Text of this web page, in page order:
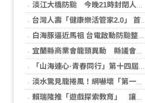
淡江大橋防颱 今晚21時封閉人行道、機車道
台灣人壽「健康樂活管家2.0」 首創「龍來點」回饋
白海豚逼近馬祖 台電啟動防颱整備呼籲民眾嚴防強風吹落物
宜蘭縣商業會龍頭異動 縣議會議長張勝德膺任第28屆理事長
「山海連心·青春同行」第十四屆海峽青年薈·連台青少年研學交流福州舉行
淡水驚見龍捲風！網嚇壞「第一次看到」 氣象署揭真相
賴瑞隆推「遊戲探索教育」 讓城市成為孩子的探索教室